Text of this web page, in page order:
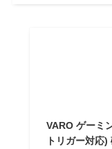
VARO ゲーミ
トリガー対応